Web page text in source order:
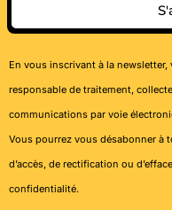
En vous inscrivant à la
responsable de traitement,
communications par voie
Vous pourrez vous désabonner à
d’accès, de rectification ou
confidentialité.